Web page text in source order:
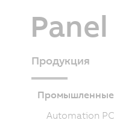
Продукция
Automation